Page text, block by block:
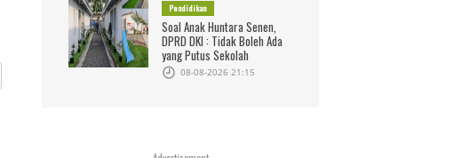
Pendidikan
Soal Anak Huntara Senen,
DPRD DKI : Tidak Boleh Ada
yang Putus Sekolah
08-08-2026 21:15